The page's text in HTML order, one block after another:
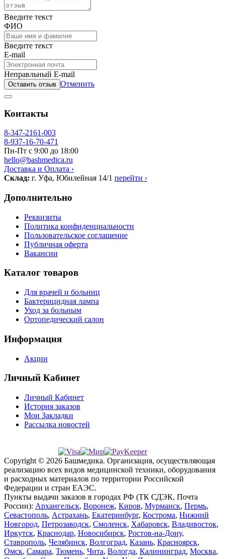
Введите текст
ФИО
Введите текст
E-mail
Неправльный E-mail
Оставить отзыв Отменить
Контакты
8-347-2161-003
8-937-16-70-471
Пн-Пт с 9:00 до 18:00
hello@bashmedica.ru
Доставка и Оплата ›
Склад: г. Уфа, Юбилейная 14/1 перейти ›
Дополнительно
Реквизиты
Политика конфиденциальности
Пользовательское соглашение
Публичная оферта
Вакансии
Каталог товаров
Для врачей и больниц
Бактерицидная лампа
Уход за больным
Ортопедический салон
Информация
Акции
Личный Кабинет
Личный Кабинет
История заказов
Мои Закладки
Рассылка новостей
Copyright © 2026 Башмедика. Организация, осуществляющая
реализацию всех видов медицинской техники, оборудования
и расходных материалов по территории Российской
Федерации и стран ЕАЭС.
Пункты выдачи заказов в городах РФ (ТК СДЭК, Почта
России): Архангельск, Воронеж, Киров, Мурманск, Пермь,
Севастополь, Астрахань, Екатеринбург, Кострома, Нижний
Новгород, Петрозаводск, Смоленск, Хабаровск, Владивосток,
Иркутск, Краснодар, Новосибирск, Ростов-на-Дону,
Ставрополь, Челябинск, Волгоград, Казань, Красноярск,
Омск, Самара, Тюмень, Чита, Вологда, Калининград, Москва,